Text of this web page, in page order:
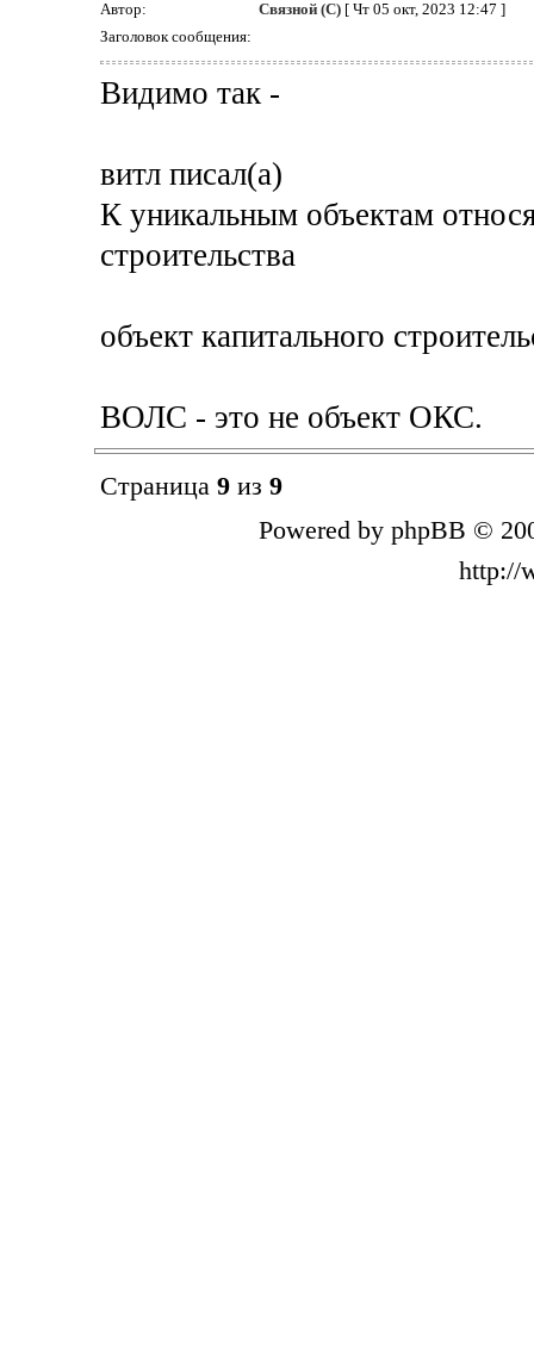
Автор: Связной (С)[ Чт 05 окт, 2023 12:47 ]
Заголовок сообщения:
Видимо так -
витл писал(а)
К уникальным объектам
строительства
объект капитального
ВОЛС - это не объект ОКС.
Страница 9из 9
Powered by phpBB ©
http://